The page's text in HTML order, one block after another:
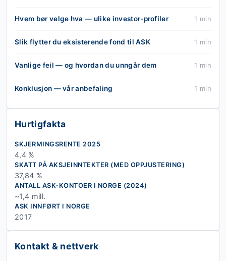
Hvem bør velge hva — ulike investor-profiler 1 min
Slik flytter du eksisterende fond til ASK 1 min
Vanlige feil — og hvordan du unngår dem 1 min
Konklusjon — vår anbefaling 1 min
Hurtigfakta
SKJERMINGSRENTE 2025
4,4 %
SKATT PÅ AKSJEINNTEKTER (MED OPPJUSTERING)
37,84 %
ANTALL ASK-KONTOER I NORGE (2024)
~1,4 mill.
ASK INNFØRT I NORGE
2017
Kontakt & nettverk